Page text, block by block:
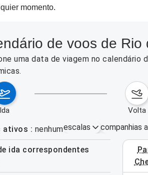
momento.
de voos de
uma data de viagem no calendário
ida volta
ativos nenhumescalas companhias
ida correspondentes
3–9 de